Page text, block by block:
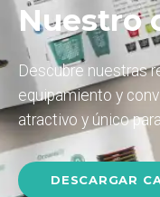
Nuestro
Descubre nuestras
equipamiento y
atractivo y único
DESCARGAR